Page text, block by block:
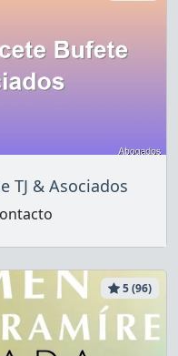
TJ & Asociados
5 (96)